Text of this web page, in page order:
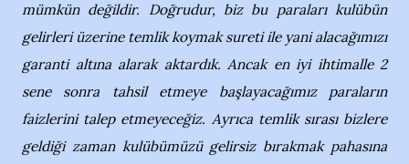
mümkün değildir. Doğrudur, biz bu paraları kulübün
gelirleri üzerine temlik koymak sureti ile yani alacağımızı
garanti altına alarak aktardık. Ancak en iyi ihtimalle 2
sene sonra tahsil etmeye başlayacağımız paraların
faizlerini talep etmeyeceğiz. Ayrıca temlik sırası bizlere
geldiği zaman kulübümüzü gelirsiz bırakmak pahasına